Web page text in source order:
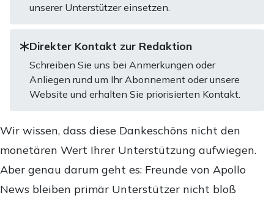
unserer Unterstützer einsetzen.
Direkter Kontakt zur Redaktion
Schreiben Sie uns bei Anmerkungen oder
Anliegen rund um Ihr Abonnement oder unsere
Website und erhalten Sie priorisierten Kontakt.
Wir wissen, dass diese Dankeschöns nicht den
monetären Wert Ihrer Unterstützung aufwiegen.
Aber genau darum geht es: Freunde von Apollo
News bleiben primär Unterstützer nicht bloß